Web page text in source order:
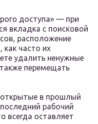
доступа» — при
вкладка с поисковой
расположение
как часто их
удалить ненужные
перемещать
открытые в прошлый
рабочий
всегда оставляет